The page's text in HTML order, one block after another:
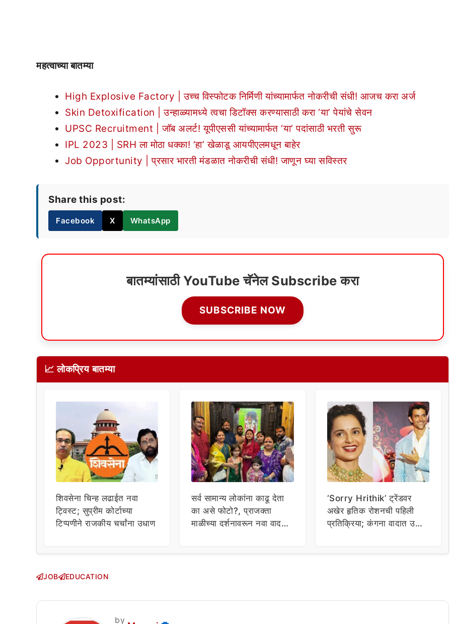
महत्वाच्या बातम्या
High Explosive Factory | उच्च विस्फोटक निर्मिणी यांच्यामार्फत नोकरीची संधी! आजच करा अर्ज
Skin Detoxification | उन्हाळ्यामध्ये त्वचा डिटॉक्स करण्यासाठी करा ‘या’ पेयांचे सेवन
UPSC Recruitment | जॉब अलर्ट! यूपीएससी यांच्यामार्फत ‘या’ पदांसाठी भरती सुरू
IPL 2023 | SRH ला मोठा धक्का! ‘हा’ खेळाडू आयपीएलमधून बाहेर
Job Opportunity | प्रसार भारती मंडळात नोकरीची संधी! जाणून घ्या सविस्तर
Share this post:
Facebook X WhatsApp
बातम्यांसाठी YouTube चॅनेल Subscribe करा
SUBSCRIBE NOW
📈 लोकप्रिय बातम्या
शिवसेना चिन्ह लढाईत नवा
ट्विस्ट; सुप्रीम कोर्टाच्या
टिप्पणीने राजकीय चर्चांना उधाण
सर्व सामान्य लोकांना काढू देता
का असे फोटो?, प्राजक्ता
माळीच्या दर्शनावरून नवा वाद;
‘Sorry Hrithik’ ट्रेंडवर
अखेर हृतिक रोशनची पहिली
प्रतिक्रिया; कंगना वादात उडी
JOB EDUCATION
by